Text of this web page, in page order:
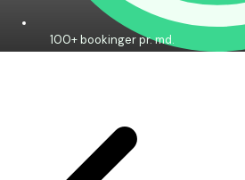
100+ bookinger pr. md.